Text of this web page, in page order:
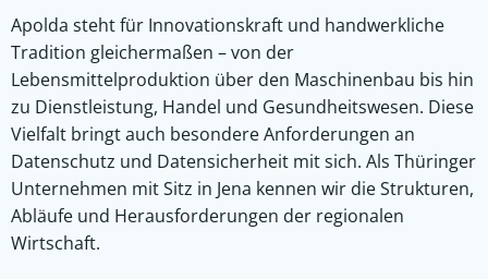
Apolda steht für Innovationskraft und handwerkliche
Tradition gleichermaßen – von der
Lebensmittelproduktion über den Maschinenbau bis hin
zu Dienstleistung, Handel und Gesundheitswesen. Diese
Vielfalt bringt auch besondere Anforderungen an
Datenschutz und Datensicherheit mit sich. Als Thüringer
Unternehmen mit Sitz in Jena kennen wir die Strukturen,
Abläufe und Herausforderungen der regionalen
Wirtschaft.